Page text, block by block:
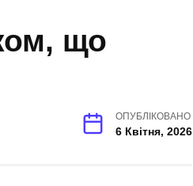
що
ОПУБЛІКОВАНО
6 Квітня, 2026